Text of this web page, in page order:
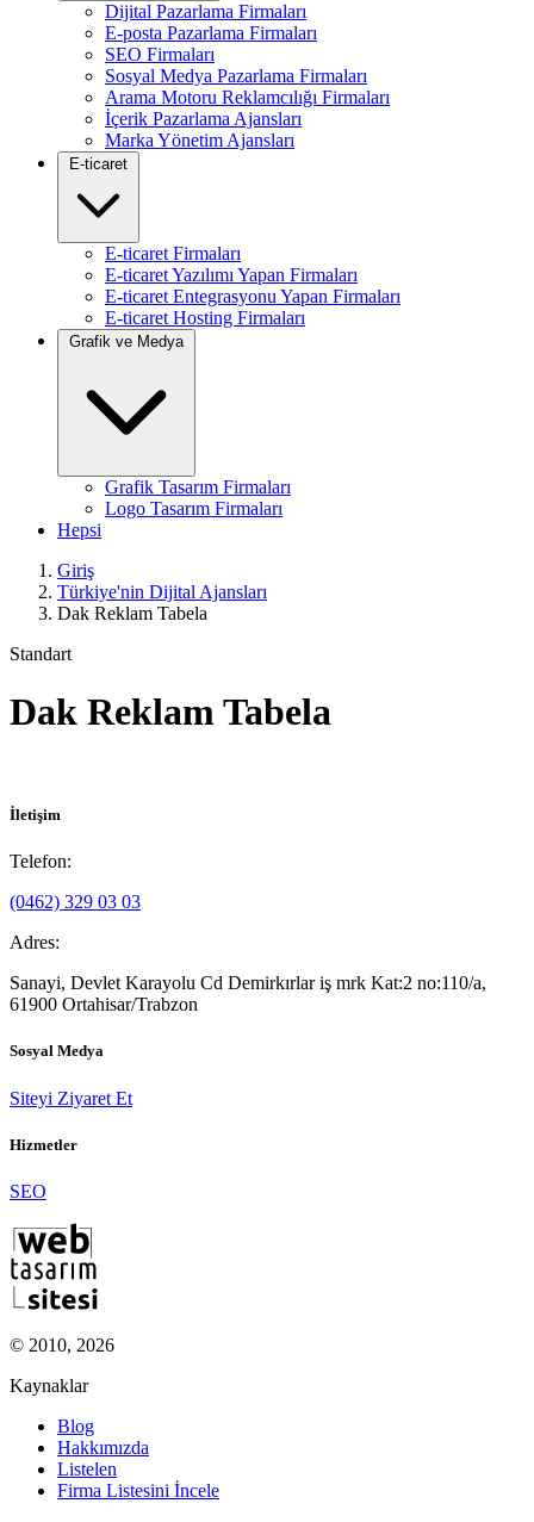
Dijital Pazarlama Firmaları
E-posta Pazarlama Firmaları
SEO Firmaları
Sosyal Medya Pazarlama Firmaları
Arama Motoru Reklamcılığı Firmaları
İçerik Pazarlama Ajansları
Marka Yönetim Ajansları
E-ticaret
E-ticaret Firmaları
E-ticaret Yazılımı Yapan Firmaları
E-ticaret Entegrasyonu Yapan Firmaları
E-ticaret Hosting Firmaları
Grafik ve Medya
Grafik Tasarım Firmaları
Logo Tasarım Firmaları
Hepsi
Giriş
Türkiye'nin Dijital Ajansları
Dak Reklam Tabela
Standart
Dak Reklam Tabela
İletişim
Telefon:
(0462) 329 03 03
Adres:
Sanayi, Devlet Karayolu Cd Demirkırlar iş mrk Kat:2 no:110/a,
61900 Ortahisar/Trabzon
Sosyal Medya
Siteyi Ziyaret Et
Hizmetler
SEO
© 2010, 2026
Kaynaklar
Blog
Hakkımızda
Listelen
Firma Listesini İncele